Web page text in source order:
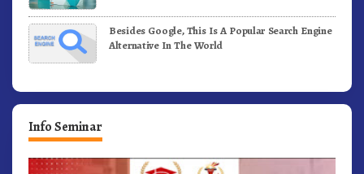
Besides Google, This Is A Popular Search Engine
Alternative In The World
Info Seminar